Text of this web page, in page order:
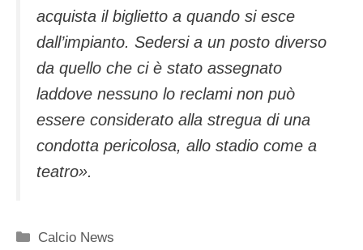
acquista il biglietto a quando si esce
dall’impianto. Sedersi a un posto diverso
da quello che ci è stato assegnato
laddove nessuno lo reclami non può
essere considerato alla stregua di una
condotta pericolosa, allo stadio come a
teatro».
Categorie
Calcio News